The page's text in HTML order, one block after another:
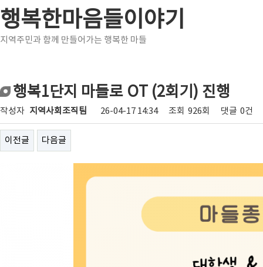
행복한마음들이야기
지역주민과 함께 만들어가는 행복한 마들
행복1단지 마들로 OT (2회기) 진행
작성자 지역사회조직팀 26-04-17 14:34 조회 926회 댓글 0건
이전글 다음글